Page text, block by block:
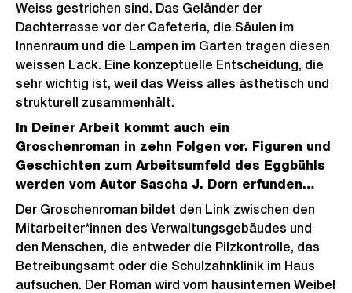
Weiss gestrichen sind. Das Geländer der
Dachterrasse vor der Cafeteria, die Säulen im
Innenraum und die Lampen im Garten tragen diesen
weissen Lack. Eine konzeptuelle Entscheidung, die
sehr wichtig ist, weil das Weiss alles ästhetisch und
strukturell zusammenhält.
In Deiner Arbeit kommt auch ein
Groschenroman in zehn Folgen vor. Figuren und
Geschichten zum Arbeitsumfeld des Eggbühls
werden vom Autor Sascha J. Dorn erfunden…
Der Groschenroman bildet den Link zwischen den
Mitarbeiter*innen des Verwaltungsgebäudes und
den Menschen, die entweder die Pilzkontrolle, das
Betreibungsamt oder die Schulzahnklinik im Haus
aufsuchen. Der Roman wird vom hausinternen Weibel